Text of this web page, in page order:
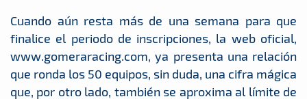
Cuando aún resta más de una semana para que
finalice el periodo de inscripciones, la web oficial,
www.gomeraracing.com, ya presenta una relación
que ronda los 50 equipos, sin duda, una cifra mágica
que, por otro lado, también se aproxima al límite de